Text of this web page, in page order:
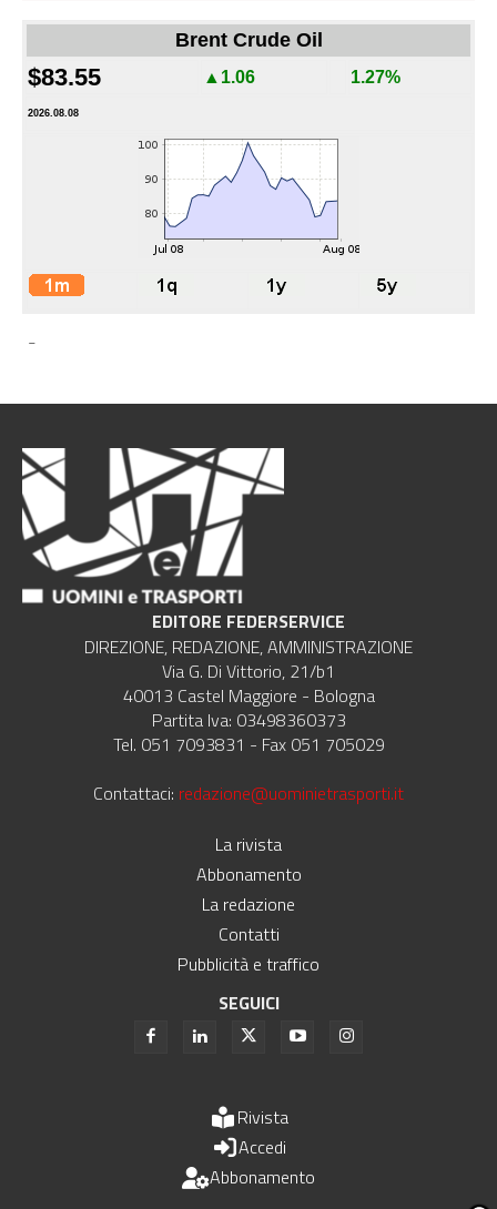
Brent Crude Oil
$83.55 ▲1.06 1.27%
2026.08.08
-
EDITORE FEDERSERVICE
DIREZIONE, REDAZIONE, AMMINISTRAZIONE
Via G. Di Vittorio, 21/b1
40013 Castel Maggiore - Bologna
Partita Iva: 03498360373
Tel. 051 7093831 - Fax 051 705029
Contattaci: redazione@uominietrasporti.it
La rivista
Abbonamento
La redazione
Contatti
Pubblicità e traffico
SEGUICI
Rivista
Accedi
Abbonamento